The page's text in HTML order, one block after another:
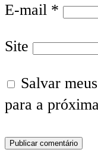
E-mail *
Site
Salvar
para a